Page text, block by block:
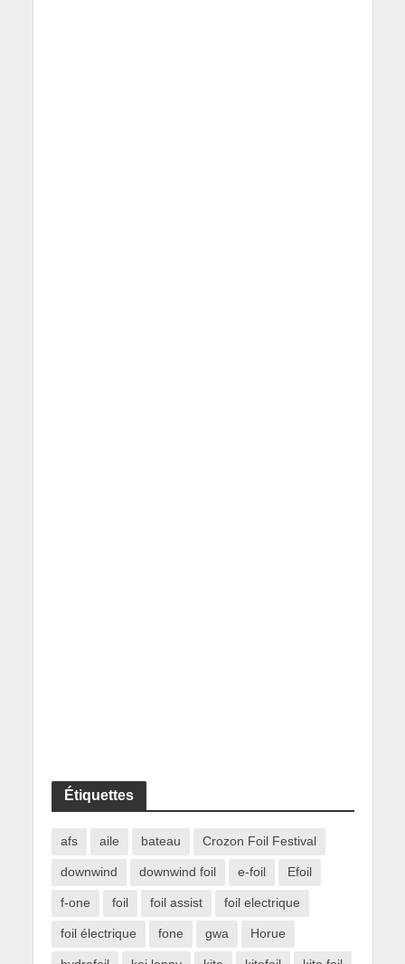
Étiquettes
afs aile bateau Crozon Foil Festival
downwind downwind foil e-foil Efoil
f-one foil foil assist foil electrique
foil électrique fone gwa Horue